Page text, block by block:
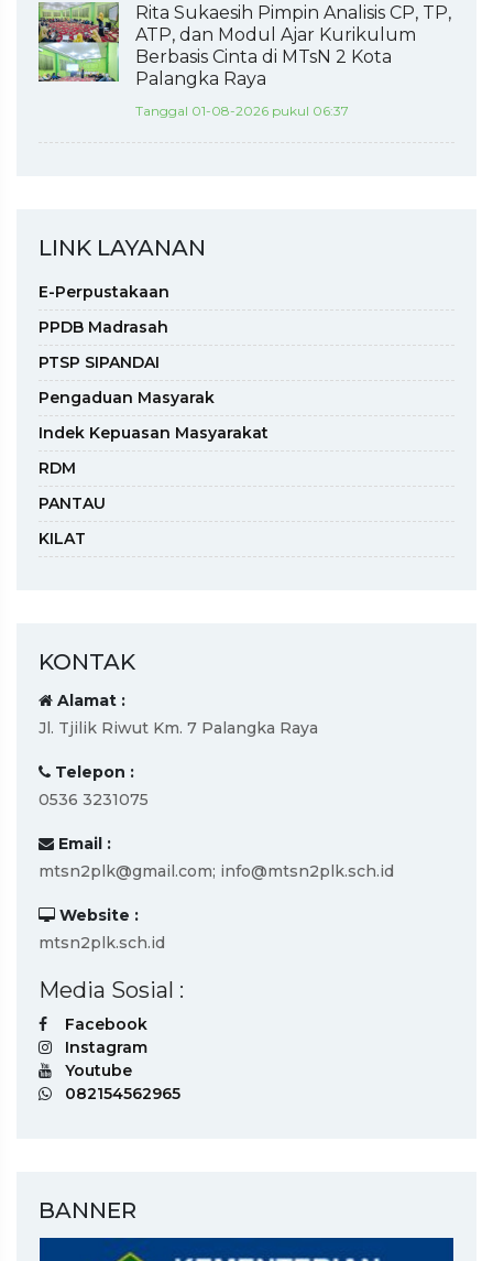
Rita Sukaesih Pimpin Analisis CP, TP,
ATP, dan Modul Ajar Kurikulum
Berbasis Cinta di MTsN 2 Kota
Palangka Raya
Tanggal 01-08-2026 pukul 06:37
LINK LAYANAN
E-Perpustakaan
PPDB Madrasah
PTSP SIPANDAI
Pengaduan Masyarak
Indek Kepuasan Masyarakat
RDM
PANTAU
KILAT
KONTAK
Alamat :
Jl. Tjilik Riwut Km. 7 Palangka Raya
Telepon :
0536 3231075
Email :
mtsn2plk@gmail.com; info@mtsn2plk.sch.id
Website :
mtsn2plk.sch.id
Media Sosial :
Facebook
Instagram
Youtube
082154562965
BANNER